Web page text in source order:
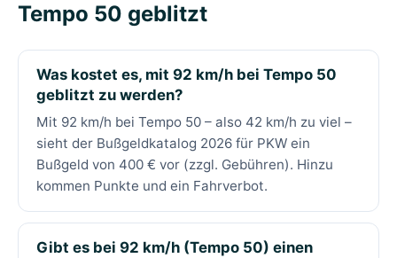
Tempo 50 geblitzt
Was kostet es, mit 92 km/h bei Tempo 50
geblitzt zu werden?
Mit 92 km/h bei Tempo 50 – also 42 km/h zu viel –
sieht der Bußgeldkatalog 2026 für PKW ein
Bußgeld von 400 € vor (zzgl. Gebühren). Hinzu
kommen Punkte und ein Fahrverbot.
Gibt es bei 92 km/h (Tempo 50) einen